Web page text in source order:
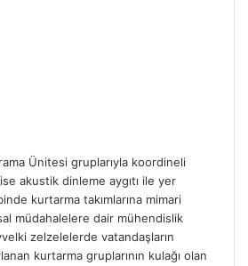
Ünitesi gruplarıyla koordineli
akustik dinleme aygıtı ile yer
kurtarma takımlarına mimari
müdahalelere dair mühendislik
zelzelelerde vatandaşların
kurtarma gruplarının kulağı olan